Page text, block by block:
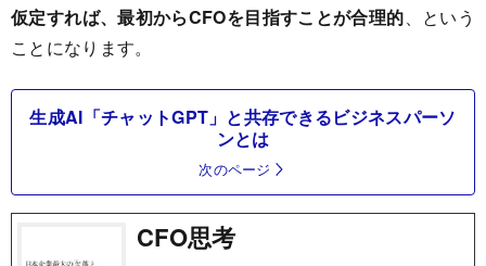
仮定すれば、最初からCFOを目指すことが合理的、という
ことになります。
生成AI「チャットGPT」と共存できるビジネスパーソ
ンとは
次のページ
CFO思考